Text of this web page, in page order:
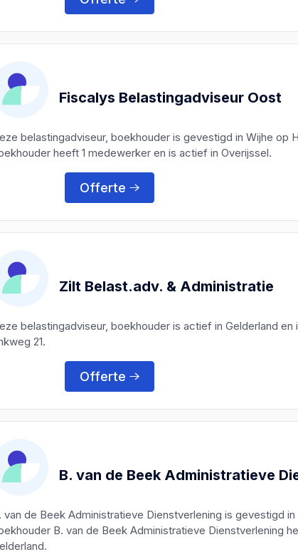
Fiscalys Belastingadviseur Oost
belastingadviseur, boekhouder is gevestigd in Wijhe op
heeft 1 medewerker en is actief in Overijssel.
Offerte
Zilt Belast.adv. & Administratie
belastingadviseur, boekhouder is actief in Gelderland
21.
Offerte
B. van de Beek Administratieve
van de Beek Administratieve Dienstverlening is gevestigd
B. van de Beek Administratieve Dienstverlening